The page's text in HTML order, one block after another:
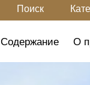
Поиск
Содержание О